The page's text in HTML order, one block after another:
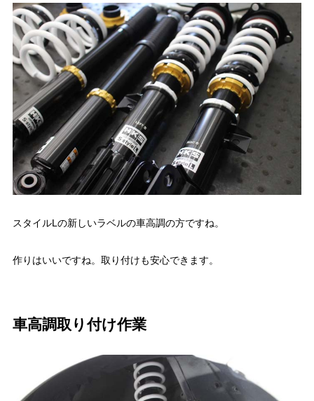
スタイルLの新しいラベルの車高調の方ですね。
作りはいいですね。取り付けも安心できます。
車高調取り付け作業